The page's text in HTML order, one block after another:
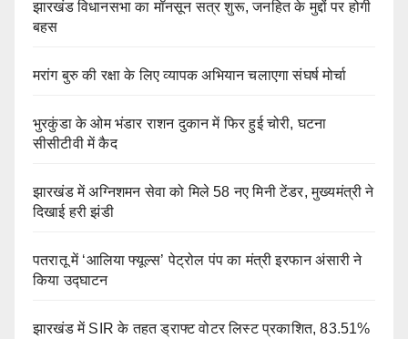
झारखंड विधानसभा का मॉनसून सत्र शुरू, जनहित के मुद्दों पर होगी
बहस
मरांग बुरु की रक्षा के लिए व्यापक अभियान चलाएगा संघर्ष मोर्चा
भुरकुंडा के ओम भंडार राशन दुकान में फिर हुई चोरी, घटना
सीसीटीवी में कैद
झारखंड में अग्निशमन सेवा को मिले 58 नए मिनी टेंडर, मुख्यमंत्री ने
दिखाई हरी झंडी
पतरातू में ‘आलिया फ्यूल्स’ पेट्रोल पंप का मंत्री इरफान अंसारी ने
किया उद्घाटन
झारखंड में SIR के तहत ड्राफ्ट वोटर लिस्ट प्रकाशित, 83.51%